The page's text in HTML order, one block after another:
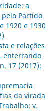
a
Partido
1920 e 1930
e relações
enterrando
17 (2017):
da virada
v.